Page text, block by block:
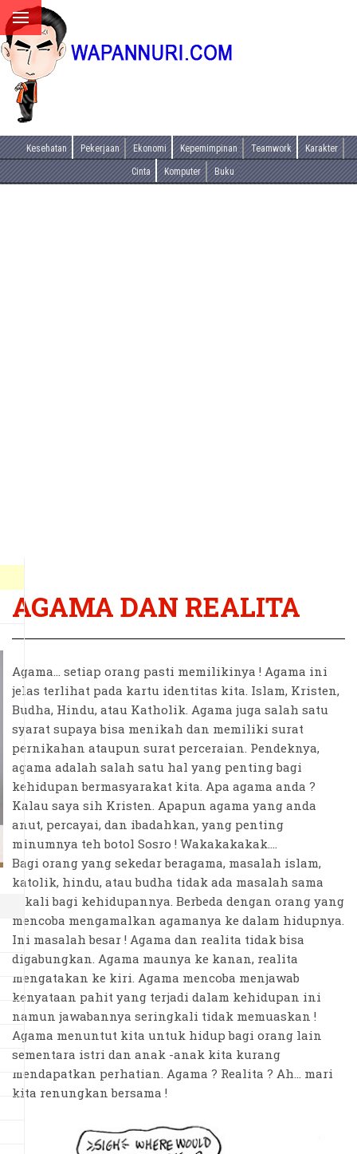
Kesehatan Pekerjaan Ekonomi Kepemimpinan Teamwork Karakter
Cinta Komputer Buku
AGAMA DAN REALITA
Agama... setiap orang pasti memilikinya ! Agama ini
jelas terlihat pada kartu identitas kita. Islam, Kristen,
Budha, Hindu, atau Katholik. Agama juga salah satu
syarat supaya bisa menikah dan memiliki surat
pernikahan ataupun surat perceraian. Pendeknya,
agama adalah salah satu hal yang penting bagi
kehidupan bermasyarakat kita. Apa agama anda ?
Kalau saya sih Kristen. Apapun agama yang anda
anut, percayai, dan ibadahkan, yang penting
minumnya teh botol Sosro ! Wakakakakak....
Bagi orang yang sekedar beragama, masalah islam,
katolik, hindu, atau budha tidak ada masalah sama
sekali bagi kehidupannya. Berbeda dengan orang yang
mencoba mengamalkan agamanya ke dalam hidupnya.
Ini masalah besar ! Agama dan realita tidak bisa
digabungkan. Agama maunya ke kanan, realita
mengatakan ke kiri. Agama mencoba menjawab
kenyataan pahit yang terjadi dalam kehidupan ini
namun jawabannya seringkali tidak memuaskan !
Agama menuntut kita untuk hidup bagi orang lain
sementara istri dan anak -anak kita kurang
mendapatkan perhatian. Agama ? Realita ? Ah... mari
kita renungkan bersama !